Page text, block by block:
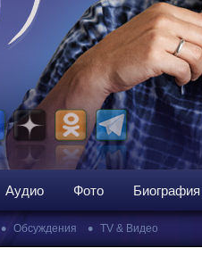
Аудио Фото Биография
• Обсуждения • TV & Видео